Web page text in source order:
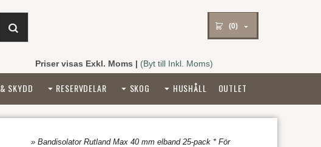
(0)
Priser visas Exkl. Moms | (Byt till Inkl. Moms)
SKYDD RESERVDELAR SKOG HUSHÅLL OUTLET
» Bandisolator Rutland Max 40 mm elband 25-pack * För